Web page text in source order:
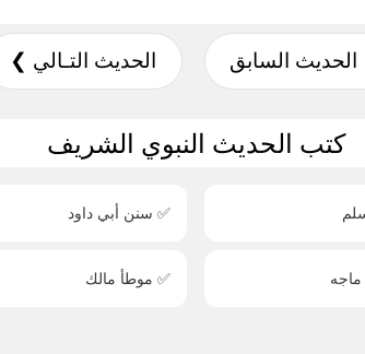
السابق الحديث التـالي ❯
كتب الحديث النبوي الشريف
✅ سنن أبي داود
✅ موطأ مالك